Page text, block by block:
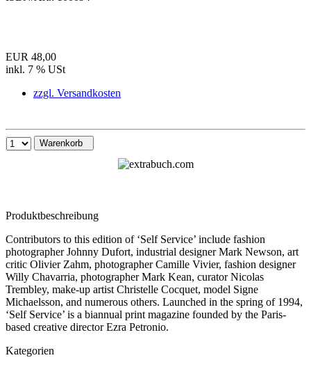
EUR 48,00
inkl. 7 % USt
zzgl. Versandkosten
Warenkorb
Produktbeschreibung
Contributors to this edition of ‘Self Service’ include fashion
photographer Johnny Dufort, industrial designer Mark Newson, art
critic Olivier Zahm, photographer Camille Vivier, fashion designer
Willy Chavarria, photographer Mark Kean, curator Nicolas
Trembley, make-up artist Christelle Cocquet, model Signe
Michaelsson, and numerous others. Launched in the spring of 1994,
‘Self Service’ is a biannual print magazine founded by the Paris-
based creative director Ezra Petronio.
Kategorien